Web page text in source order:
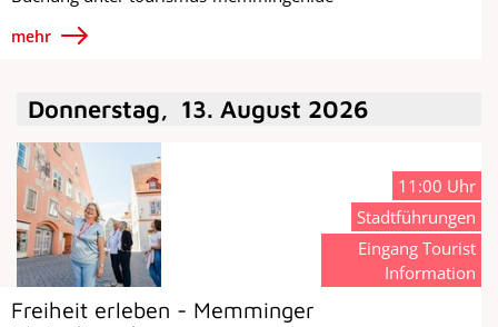
mehr
Donnerstag, 13. August 2026
Freiheit erleben - Memminger
11:00 Uhr
Stadtführungen
Eingang Tourist
Information